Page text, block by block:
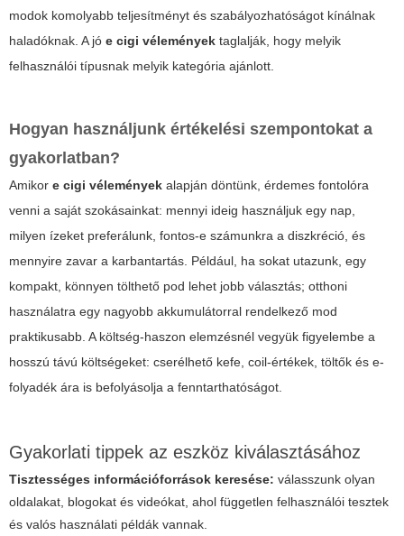
modok komolyabb teljesítményt és szabályozhatóságot kínálnak
haladóknak. A jó e cigi vélemények taglalják, hogy melyik
felhasználói típusnak melyik kategória ajánlott.
Hogyan használjunk értékelési szempontokat a
gyakorlatban?
Amikor e cigi vélemények alapján döntünk, érdemes fontolóra
venni a saját szokásainkat: mennyi ideig használjuk egy nap,
milyen ízeket preferálunk, fontos-e számunkra a diszkréció, és
mennyire zavar a karbantartás. Például, ha sokat utazunk, egy
kompakt, könnyen tölthető pod lehet jobb választás; otthoni
használatra egy nagyobb akkumulátorral rendelkező mod
praktikusabb. A költség-haszon elemzésnél vegyük figyelembe a
hosszú távú költségeket: cserélhető kefe, coil-értékek, töltők és e-
folyadék ára is befolyásolja a fenntarthatóságot.
Gyakorlati tippek az eszköz kiválasztásához
Tisztességes információforrások keresése: válasszunk olyan
oldalakat, blogokat és videókat, ahol független felhasználói tesztek
és valós használati példák vannak.